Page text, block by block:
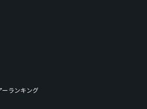
ーランキング